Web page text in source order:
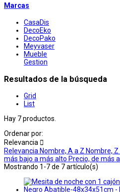
Marcas
CasaDis
DecoEko
DecoPako
Meyvaser
Mueble
Gestion
Resultados de la búsqueda
Grid
List
Hay 7 productos.
Ordenar por:
Relevancia 
Relevancia Nombre, A a Z Nombre, Z
más bajo a más alto Precio, de más
Mostrando 1-7 de 7 artículo(s)